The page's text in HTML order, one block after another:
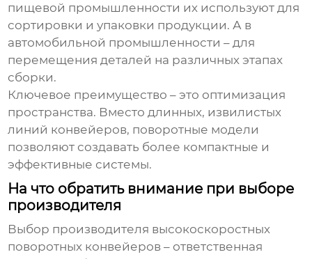
пищевой промышленности их используют для
сортировки и упаковки продукции. А в
автомобильной промышленности – для
перемещения деталей на различных этапах
сборки.
Ключевое преимущество – это оптимизация
пространства. Вместо длинных, извилистых
линий конвейеров, поворотные модели
позволяют создавать более компактные и
эффективные системы.
На что обратить внимание при выборе
производителя
Выбор производителя высокоскоростных
поворотных конвейеров – ответственная